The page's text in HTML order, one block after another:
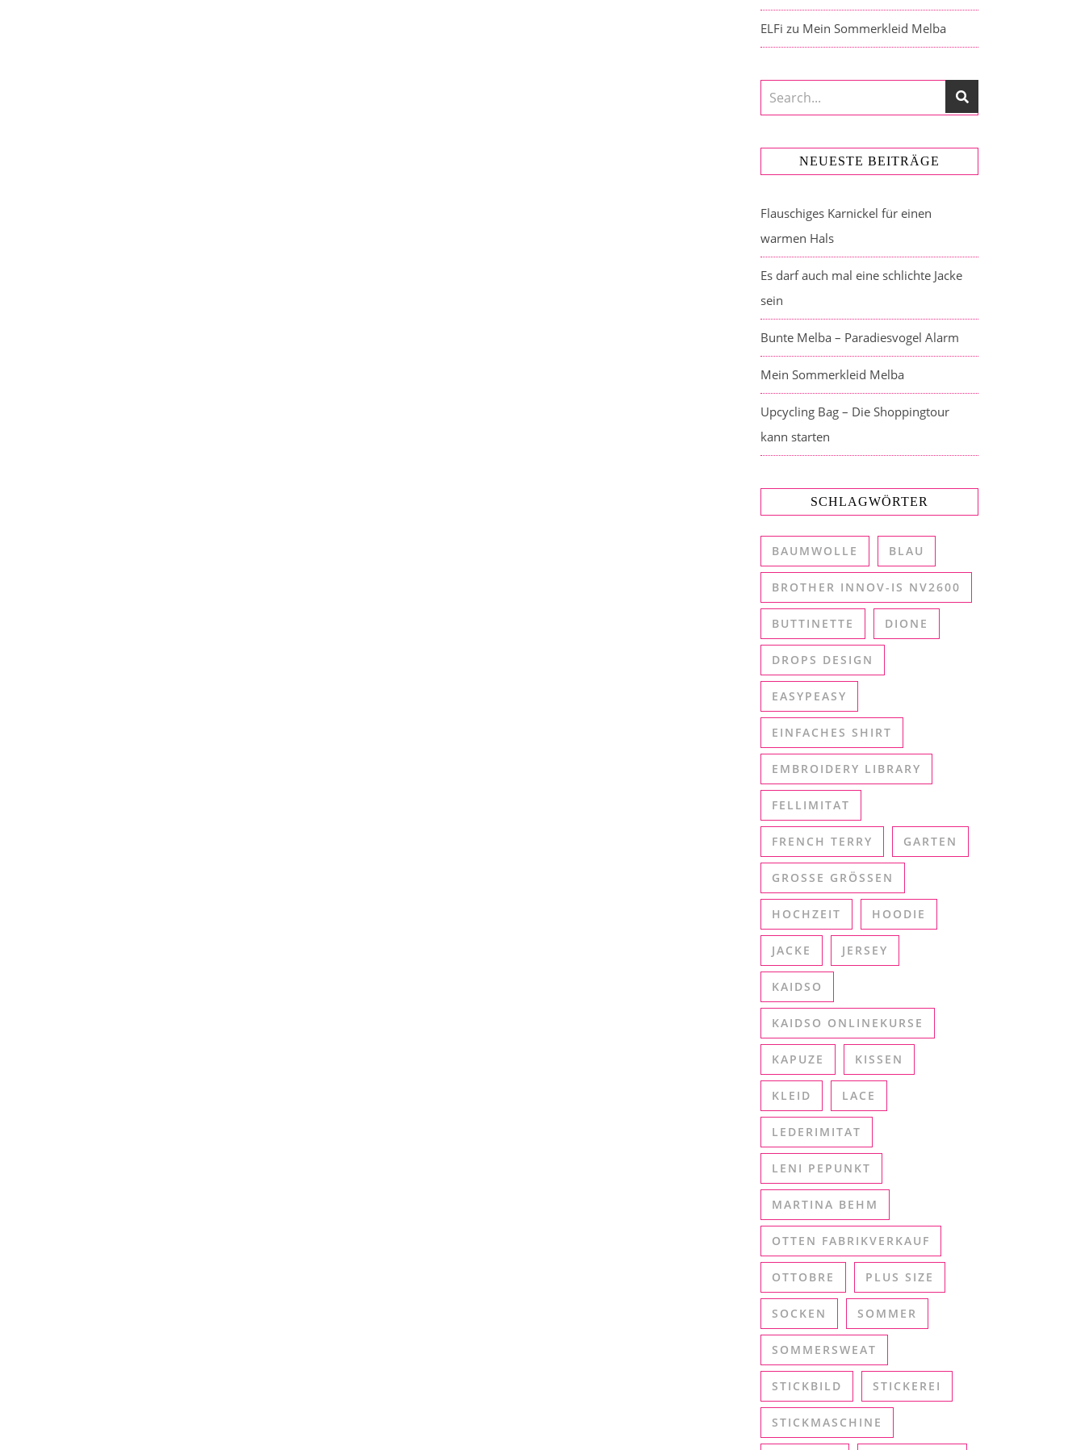
ELFi zu Mein Sommerkleid Melba
NEUESTE BEITRÄGE
Flauschiges Karnickel für einen
warmen Hals
Es darf auch mal eine schlichte Jacke
sein
Bunte Melba – Paradiesvogel Alarm
Mein Sommerkleid Melba
Upcycling Bag – Die Shoppingtour
kann starten
SCHLAGWÖRTER
BAUMWOLLE BLAU
BROTHER INNOV-IS NV2600
BUTTINETTE DIONE
DROPS DESIGN
EASYPEASY
EINFACHES SHIRT
EMBROIDERY LIBRARY
FELLIMITAT
FRENCH TERRY GARTEN
GROSSE GRÖSSEN
HOCHZEIT HOODIE
JACKE JERSEY
KAIDSO
KAIDSO ONLINEKURSE
KAPUZE KISSEN
KLEID LACE
LEDERIMITAT
LENI PEPUNKT
MARTINA BEHM
OTTEN FABRIKVERKAUF
OTTOBRE PLUS SIZE
SOCKEN SOMMER
SOMMERSWEAT
STICKBILD STICKEREI
STICKMASCHINE